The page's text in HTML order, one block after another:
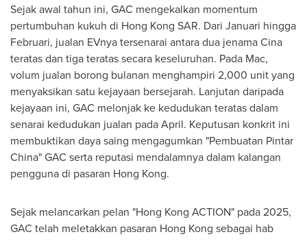
Sejak awal tahun ini, GAC mengekalkan momentum
pertumbuhan kukuh di Hong Kong SAR. Dari Januari hingga
Februari, jualan EVnya tersenarai antara dua jenama Cina
teratas dan tiga teratas secara keseluruhan. Pada Mac,
volum jualan borong bulanan menghampiri 2,000 unit yang
menyaksikan satu kejayaan bersejarah. Lanjutan daripada
kejayaan ini, GAC melonjak ke kedudukan teratas dalam
senarai kedudukan jualan pada April. Keputusan konkrit ini
membuktikan daya saing mengagumkan "Pembuatan Pintar
China" GAC serta reputasi mendalamnya dalam kalangan
pengguna di pasaran Hong Kong.
Sejak melancarkan pelan "Hong Kong ACTION" pada 2025,
GAC telah meletakkan pasaran Hong Kong sebagai hab